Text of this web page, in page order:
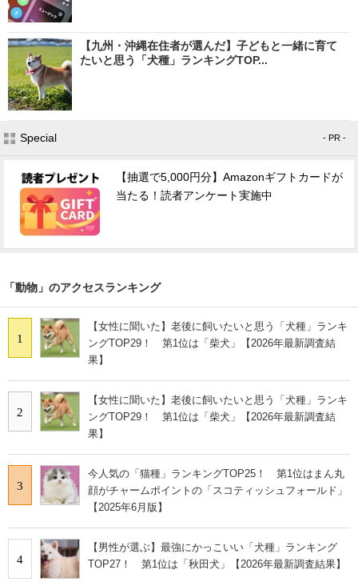
【九州・沖縄在住者が選んだ】子どもと一緒に育て
たいと思う「犬種」ランキングTOP...
Special - PR -
【抽選で5,000円分】Amazonギフトカードが
当たる！読者アンケート実施中
「動物」のアクセスランキング
1
【女性に聞いた】老後に飼いたいと思う「犬種」ランキ
ングTOP29！ 第1位は「柴犬」【2026年最新調査結
果】
2
【女性に聞いた】老後に飼いたいと思う「犬種」ランキ
ングTOP29！ 第1位は「柴犬」【2026年最新調査結
果】
3
今人気の「猫種」ランキングTOP25！ 第1位はまん丸
顔がチャームポイントの「スコティッシュフォールド」
【2025年6月版】
4
【男性が選ぶ】最強にかっこいい「犬種」ランキング
TOP27！ 第1位は「秋田犬」【2026年最新調査結果】